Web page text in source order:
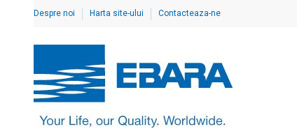
Despre noi Harta site-ului Contacteaza-ne